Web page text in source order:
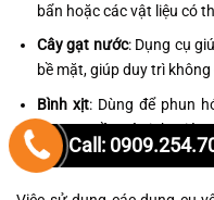
bẩn hoặc các vật liệu có
Cây gạt nước: Dụng cụ
bề mặt, giúp duy trì
Bình xịt: Dùng để phun
khu vực cần vệ sinh,
và hiệu quả.
Call: